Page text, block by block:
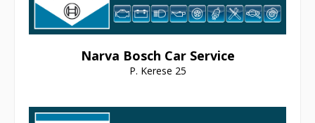
Narva Bosch Car Service
P. Kerese 25